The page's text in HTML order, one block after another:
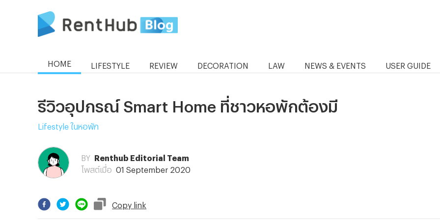
HOME LIFESTYLE REVIEW DECORATION LAW NEWS & EVENTS USER GUIDE
รีวิวอุปกรณ์ Smart Home ที่ชาวหอพักต้องมี
Lifestyle ในหอพัก
BY
Renthub Editorial Team
โพสต์เมื่อ
01 September 2020
Copy link